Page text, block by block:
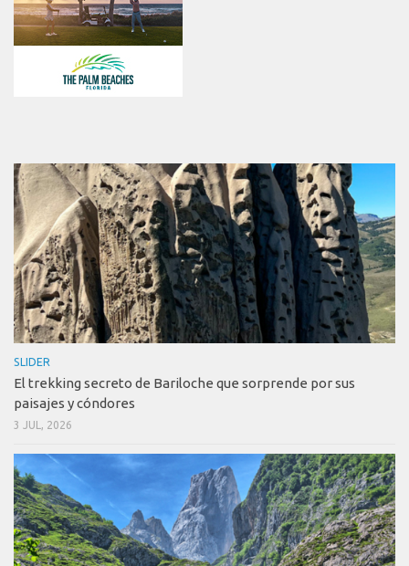
SLIDER
El trekking secreto de Bariloche que sorprende por sus
paisajes y cóndores
3 JUL, 2026